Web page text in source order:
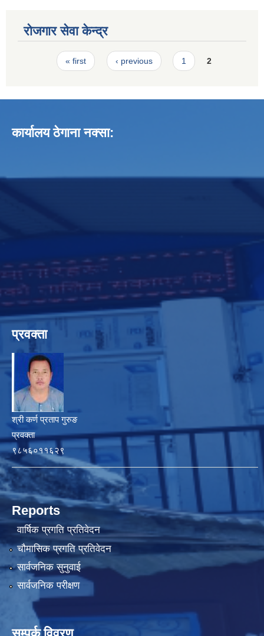
रोजगार सेवा केन्द्र
Pages« first ‹ previous 1 2
कार्यालय ठेगाना नक्सा:
प्रवक्ता
श्री कर्ण प्रताप गुरुङ
प्रवक्ता
९८५६०११६२९
Reports
वार्षिक प्रगति प्रतिवेदन
चौमासिक प्रगति प्रतिवेदन
सार्वजनिक सुनुवाई
सार्वजनिक परीक्षण